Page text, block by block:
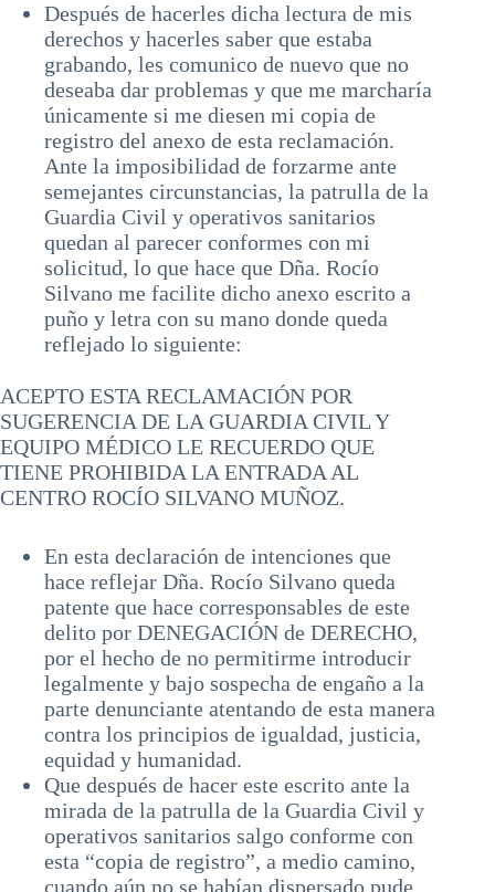
Después de hacerles dicha lectura de mis
derechos y hacerles saber que estaba
grabando, les comunico de nuevo que no
deseaba dar problemas y que me marcharía
únicamente si me diesen mi copia de
registro del anexo de esta reclamación.
Ante la imposibilidad de forzarme ante
semejantes circunstancias, la patrulla de la
Guardia Civil y operativos sanitarios
quedan al parecer conformes con mi
solicitud, lo que hace que Dña. Rocío
Silvano me facilite dicho anexo escrito a
puño y letra con su mano donde queda
reflejado lo siguiente:
ACEPTO ESTA RECLAMACIÓN POR
SUGERENCIA DE LA GUARDIA CIVIL Y
EQUIPO MÉDICO LE RECUERDO QUE
TIENE PROHIBIDA LA ENTRADA AL
CENTRO ROCÍO SILVANO MUÑOZ.
En esta declaración de intenciones que
hace reflejar Dña. Rocío Silvano queda
patente que hace corresponsables de este
delito por DENEGACIÓN de DERECHO,
por el hecho de no permitirme introducir
legalmente y bajo sospecha de engaño a la
parte denunciante atentando de esta manera
contra los principios de igualdad, justicia,
equidad y humanidad.
Que después de hacer este escrito ante la
mirada de la patrulla de la Guardia Civil y
operativos sanitarios salgo conforme con
esta “copia de registro”, a medio camino,
cuando aún no se habían dispersado pude